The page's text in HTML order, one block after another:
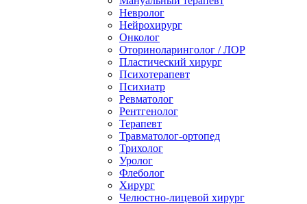
Невролог
Нейрохирург
Онколог
Оториноларинголог / ЛОР
Пластический хирург
Психотерапевт
Психиатр
Ревматолог
Рентгенолог
Терапевт
Травматолог-ортопед
Трихолог
Уролог
Флеболог
Хирург
Челюстно-лицевой хирург